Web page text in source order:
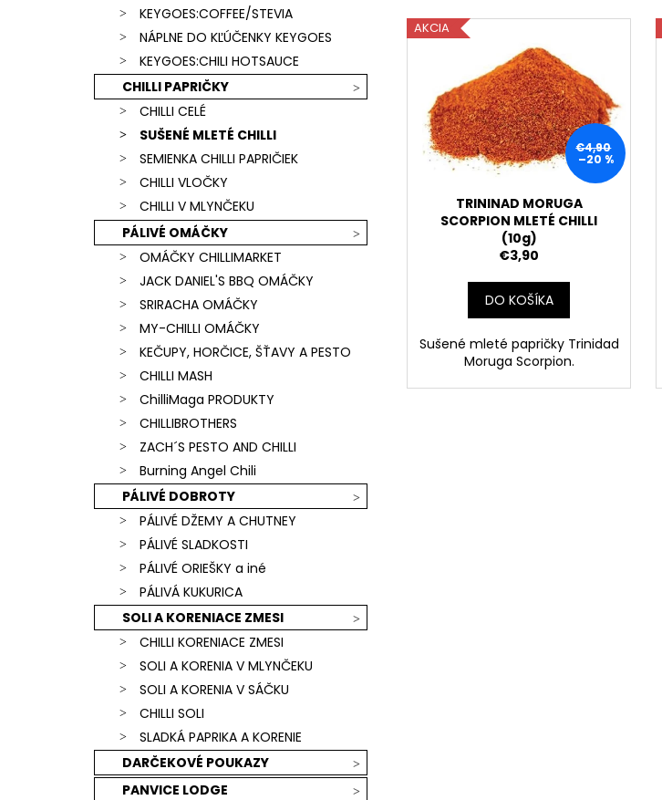
KEYGOES:COFFEE/STEVIA
NÁPLNE DO KĽÚČENKY KEYGOES
KEYGOES:CHILI HOTSAUCE
CHILLI PAPRIČKY
CHILLI CELÉ
SUŠENÉ MLETÉ CHILLI
SEMIENKA CHILLI PAPRIČIEK
CHILLI VLOČKY
CHILLI V MLYNČEKU
PÁLIVÉ OMÁČKY
OMÁČKY CHILLIMARKET
JACK DANIEL'S BBQ OMÁČKY
SRIRACHA OMÁČKY
MY-CHILLI OMÁČKY
KEČUPY, HORČICE, ŠŤAVY A PESTO
CHILLI MASH
ChilliMaga PRODUKTY
CHILLIBROTHERS
ZACH´S PESTO AND CHILLI
Burning Angel Chili
PÁLIVÉ DOBROTY
PÁLIVÉ DŽEMY A CHUTNEY
PÁLIVÉ SLADKOSTI
PÁLIVÉ ORIEŠKY a iné
PÁLIVÁ KUKURICA
SOLI A KORENIACE ZMESI
CHILLI KORENIACE ZMESI
SOLI A KORENIA V MLYNČEKU
SOLI A KORENIA V SÁČKU
CHILLI SOLI
SLADKÁ PAPRIKA A KORENIE
DARČEKOVÉ POUKAZY
PANVICE LODGE
n
V
ýAKCIA
€4,90
–20 %
TRININAD MORUGA
SCORPION MLETÉ CHILLI
(10g)
€3,90
DO KOŠÍKA
Sušené mleté papričky Trinidad
Moruga Scorpion.